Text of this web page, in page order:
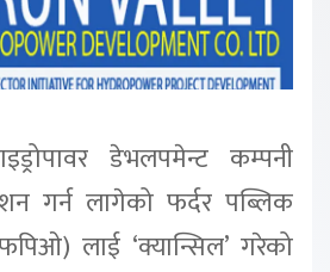
डेभलपमेन्ट कम्पनी
गर्न लागेको फर्दर पब्लिक
लाई ‘क्यान्सिल’ गरेको